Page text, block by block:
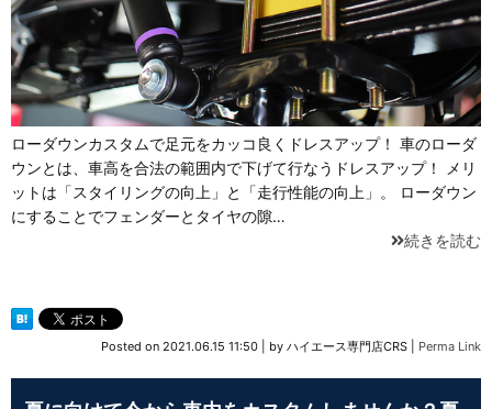
ローダウンカスタムで足元をカッコ良くドレスアップ！ 車のローダ
ウンとは、車高を合法の範囲内で下げて行なうドレスアップ！ メリ
ットは「スタイリングの向上」と「走行性能の向上」。 ローダウン
にすることでフェンダーとタイヤの隙…
続きを読む
Posted on 2021.06.15 11:50 by ハイエース専門店CRS Perma Link